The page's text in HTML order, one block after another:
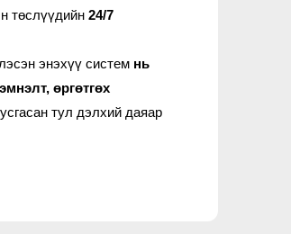
төслүүдийн 24/7
энэхүү систем нь
өргөтгөх
тул дэлхий даяар